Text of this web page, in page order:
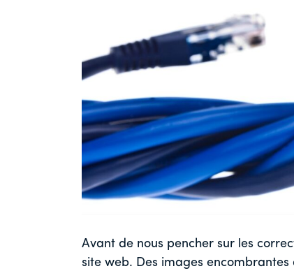
Avant de nous pencher sur les
site web. Des images